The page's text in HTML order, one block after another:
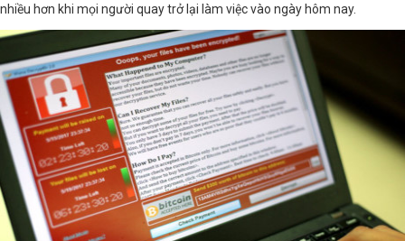
nhiều hơn khi mọi người quay trở lại làm việc vào ngày hôm nay.